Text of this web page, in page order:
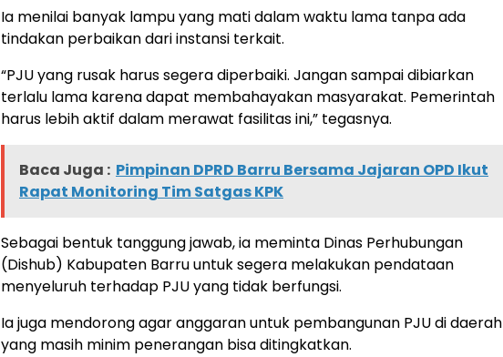
Ia menilai banyak lampu yang mati dalam waktu lama tanpa ada
tindakan perbaikan dari instansi terkait.
“PJU yang rusak harus segera diperbaiki. Jangan sampai dibiarkan
terlalu lama karena dapat membahayakan masyarakat. Pemerintah
harus lebih aktif dalam merawat fasilitas ini,” tegasnya.
Baca Juga : Pimpinan DPRD Barru Bersama Jajaran OPD Ikut
Rapat Monitoring Tim Satgas KPK
Sebagai bentuk tanggung jawab, ia meminta Dinas Perhubungan
(Dishub) Kabupaten Barru untuk segera melakukan pendataan
menyeluruh terhadap PJU yang tidak berfungsi.
Ia juga mendorong agar anggaran untuk pembangunan PJU di daerah
yang masih minim penerangan bisa ditingkatkan.